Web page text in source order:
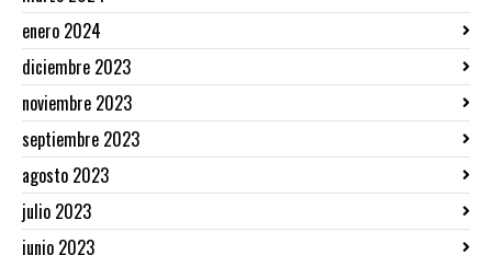
enero 2024
diciembre 2023
noviembre 2023
septiembre 2023
agosto 2023
julio 2023
junio 2023